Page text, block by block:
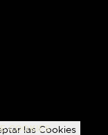
COOKIES
las Cookies